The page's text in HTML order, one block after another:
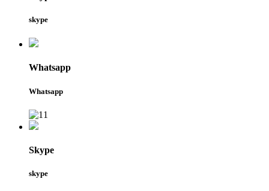
skype
Whatsapp
Whatsapp
Skype
skype